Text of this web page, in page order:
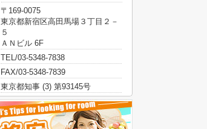
〒169-0075
東京都新宿区高田馬場３丁目２－
５
ＡＮビル 6F
TEL/03-5348-7838
FAX/03-5348-7839
東京都知事 (3) 第93145号